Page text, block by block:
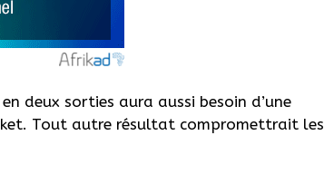
deux sorties aura aussi besoin d’une
Tout autre résultat compromettrait les